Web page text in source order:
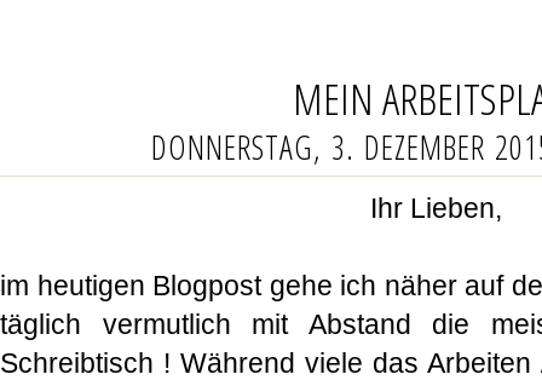
MEIN
DONNERSTAG, 3. DEZEMBER
Ihr Lieben,
im heutigen Blogpost gehe ich näher auf
täglich vermutlich mit Abstand die
Schreibtisch ! Während viele das